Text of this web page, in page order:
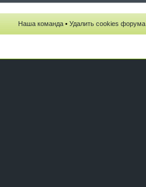
Наша команда • Удалить cookies форума